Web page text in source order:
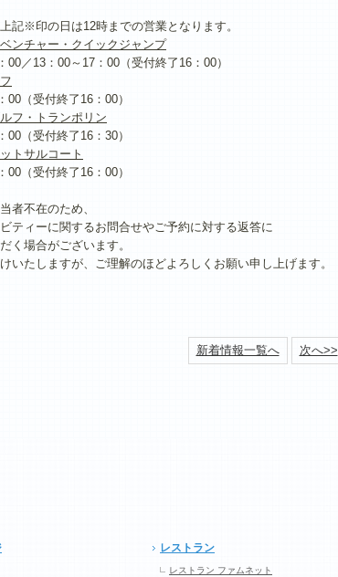
上記※印の日は12時までの営業となります。
ンチャー・クイックジャンプ
／13：00～17：00（受付終了16：00）
（受付終了16：00）
フ・トランポリン
（受付終了16：30）
トサルコート
（受付終了16：00）
者不在のため、
ティーに関するお問合せやご予約に対する返答に
く場合がございます。
いたしますが、ご理解のほどよろしくお願い申し上げます。
新着情報一覧へ 次へ>>
レストラン
レストラン ファムネット